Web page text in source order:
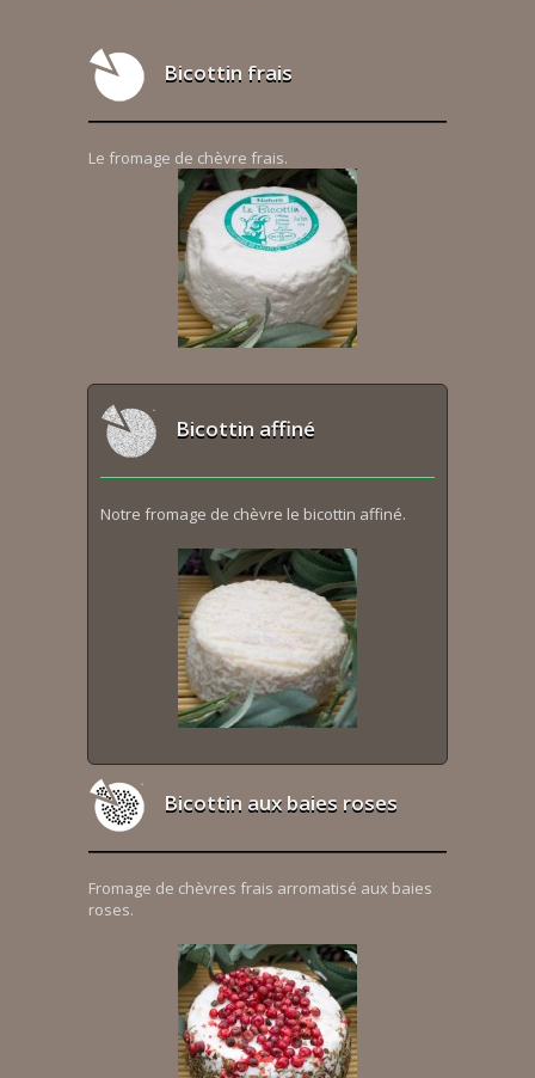
Bicottin frais
Le fromage de chèvre frais.
Bicottin affiné
Notre fromage de chèvre le bicottin affiné.
Bicottin aux baies roses
Fromage de chèvres frais arromatisé aux baies
roses.